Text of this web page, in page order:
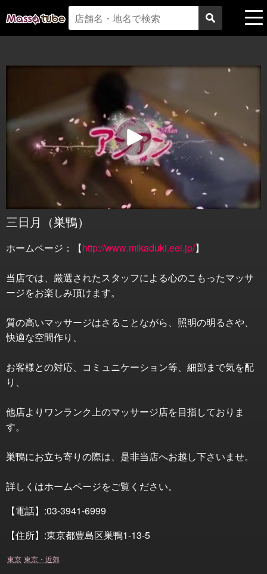
三日月（巣鴨）
ホームページ：【http://www.mikaduki.eei.jp/】
当店では、厳選されたスタッフによる心のこもったマッサ
ージをお楽しみ頂けます。
質の高いマッサージはさることながら、照明の明るさや、
快適な空間作り、
お客様との対応、コミュニケーション等、細部まで気を配
り、
他店よりワンランク上のマッサージ店を目指しておりま
す。
巣鴨にお立ち寄りの際は、是非当店へお越し下さいませ。
詳しくはホームページをご覧ください。
【電話】:03-3941-6999
【住所】:東京都豊島区巣鴨1-13-5
東京 東京・近郊